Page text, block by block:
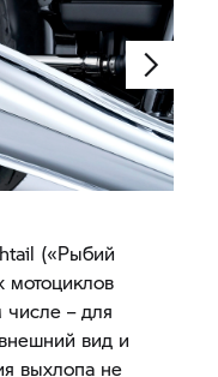
(«Рыбий
мотоциклов
– для
вид и
выхлопа не